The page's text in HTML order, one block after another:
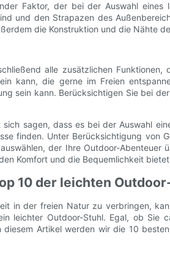
Faktor, der bei der Auswahl
und den Strapazen des
die Konstruktion und die Nähte
alle zusätzlichen
kann, die gerne im Freien
sein kann. Berücksichtigen Sie bei
sich sagen, dass es bei der Auswahl
finden. Unter Berücksichtigung von
der Ihre Outdoor-Abenteuer
Komfort und die Bequemlichkeit
10 der leichten
in der freien Natur zu verbringen,
leichter Outdoor-Stuhl. Egal, ob
diesem Artikel werden wir die 10